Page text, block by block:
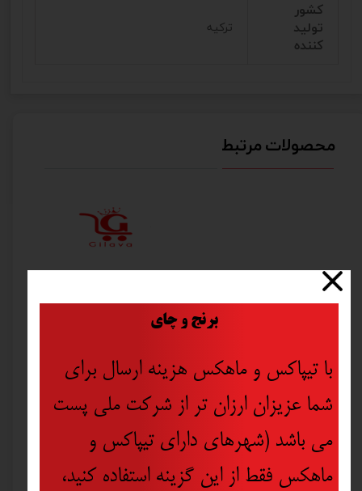
کشور
تولید
کننده
ترکیه
محصولات مرتبط
برنج و چای
با تیپاکس و ماهکس هزینه ارسال برای
شما عزیزان ارزان تر از شرکت ملی پست
می باشد (شهرهای دارای تیپاکس و
ماهکس فقط از این گزینه استفاده کنید،